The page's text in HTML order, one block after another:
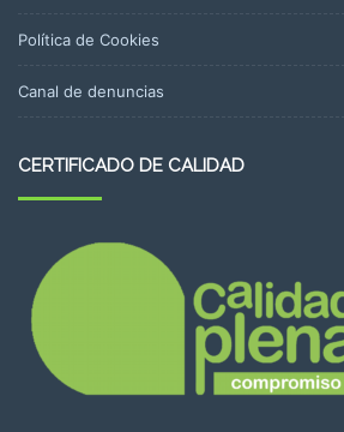
Política de Cookies
Canal de denuncias
CERTIFICADO DE CALIDAD